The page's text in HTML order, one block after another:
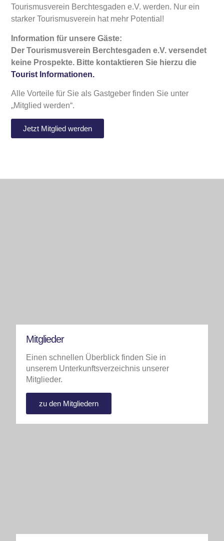
Tourismusverein Berchtesgaden e.V. werden. Nur ein
starker Tourismusverein hat mehr Potential!
Information für unsere Gäste:
Der Tourismusverein Berchtesgaden e.V. versendet
keine Prospekte. Bitte kontaktieren Sie hierzu die
Tourist Informationen.
Alle Vorteile für Sie als Gastgeber finden Sie unter
„Mitglied werden“.
Jetzt Mitglied werden
Mitglieder
Einen schnellen Überblick finden Sie in
unserem Unterkunftsverzeichnis unserer
Mitglieder.
zu den Mitgliedern